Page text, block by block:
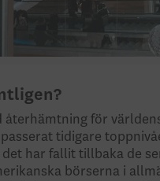
återhämtning för
tidigare
har fallit tillbaka de
börserna i